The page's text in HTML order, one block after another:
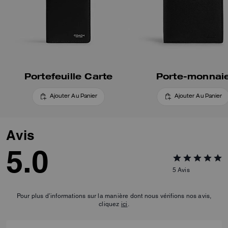
Portefeuille Carte
Ajouter Au Panier
Porte-
Ajouter Au Panier
Avis
5.0 5 Avis
Pour plus d’informations sur la manière dont nous vérifions nos avis,
cliquez ici